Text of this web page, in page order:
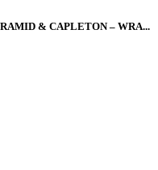
& CAPLETON – WRA...